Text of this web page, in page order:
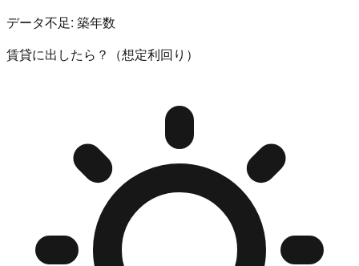
データ不足: 築年数
賃貸に出したら？（想定利回り）